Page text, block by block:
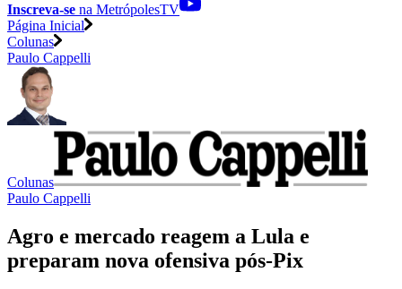
Inscreva-se na MetrópolesTV
Página Inicial
Colunas
Paulo Cappelli
Colunas
Paulo Cappelli
Agro e mercado reagem a Lula e
preparam nova ofensiva pós-Pix